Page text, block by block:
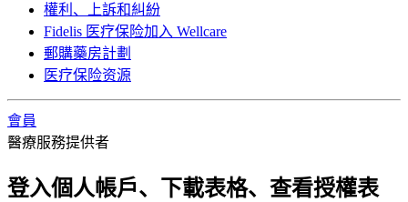
權利、上訴和糾紛
Fidelis 医疗保险加入 Wellcare
郵購藥房計劃
医疗保险资源
會員
醫療服務提供者
登入個人帳戶、下載表格、查看授權表